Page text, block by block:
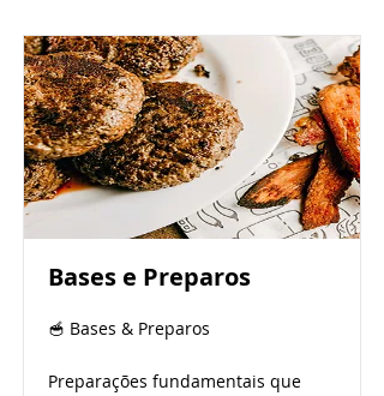
Bases e Preparos
🥣 Bases & Preparos
Preparações fundamentais que